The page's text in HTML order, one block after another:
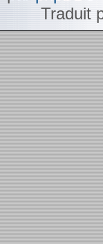
Traduit